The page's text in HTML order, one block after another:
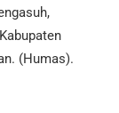
(Humas).